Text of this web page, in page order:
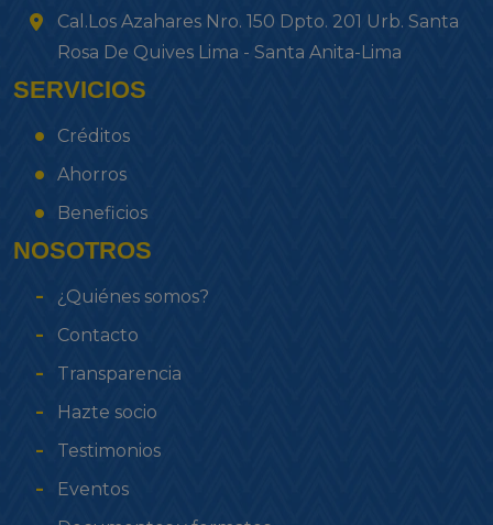
Cal.Los Azahares Nro. 150 Dpto. 201 Urb. Santa
Rosa De Quives Lima - Santa Anita-Lima
SERVICIOS
Créditos
Ahorros
Beneficios
NOSOTROS
¿Quiénes somos?
Contacto
Transparencia
Hazte socio
Testimonios
Eventos